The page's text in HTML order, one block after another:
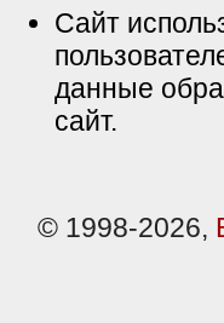
Сайт
данные
сайт.
© 1998-2026,